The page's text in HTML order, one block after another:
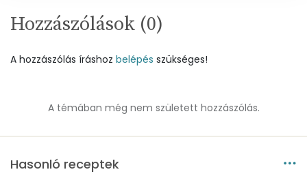
Cink
Szelén
Vas
5 mg
Hozzászólások (0)
A hozzászólás íráshoz belépés szükséges!
A témában még nem született hozzászólás.
Hasonló receptek